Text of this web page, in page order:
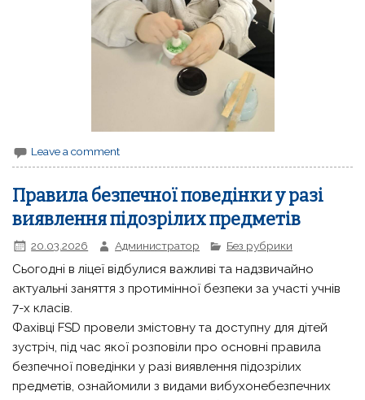
Leave a comment
Правила безпечної поведінки у разі
виявлення підозрілих предметів
20.03.2026 Администратор Без рубрики
Сьогодні в ліцеї відбулися важливі та надзвичайно
актуальні заняття з протимінної безпеки за участі учнів
7-х класів.
Фахівці FSD провели змістовну та доступну для дітей
зустріч, під час якої розповіли про основні правила
безпечної поведінки у разі виявлення підозрілих
предметів, ознайомили з видами вибухонебезпечних